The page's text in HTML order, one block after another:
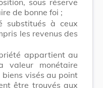
de bonne foi ;
substitués à ceux
les revenus des
appartient au
valeur monétaire
visés au point
être trouvés aux